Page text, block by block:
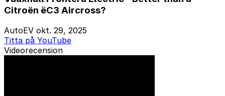
Citroën ëC3 Aircross?
AutoEV okt. 29, 2025
Titta på YouTube
Videorecension